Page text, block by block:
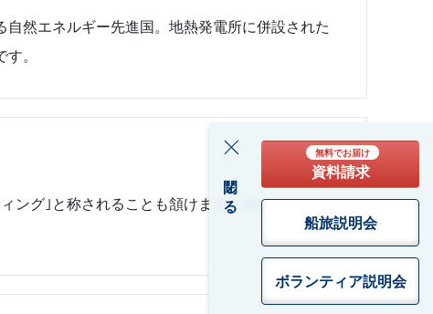
閉じる
無料でお届け
資料請求
船旅説明会
ボランティア説明会
然エネルギー先進国。地熱発電所に併設された
。
ング｣と称されることも頷けます。自由の女神と